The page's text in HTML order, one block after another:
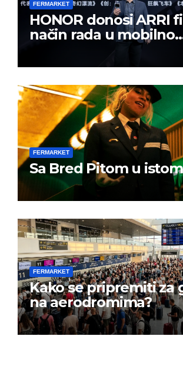
FERMARKET
HONOR donosi ARRI
način rada u mobilno
kreiranje sadržaja
FERMARKET
Sa Bred Pitom u
FERMARKET
Kako se pripremiti za
na aerodromima?